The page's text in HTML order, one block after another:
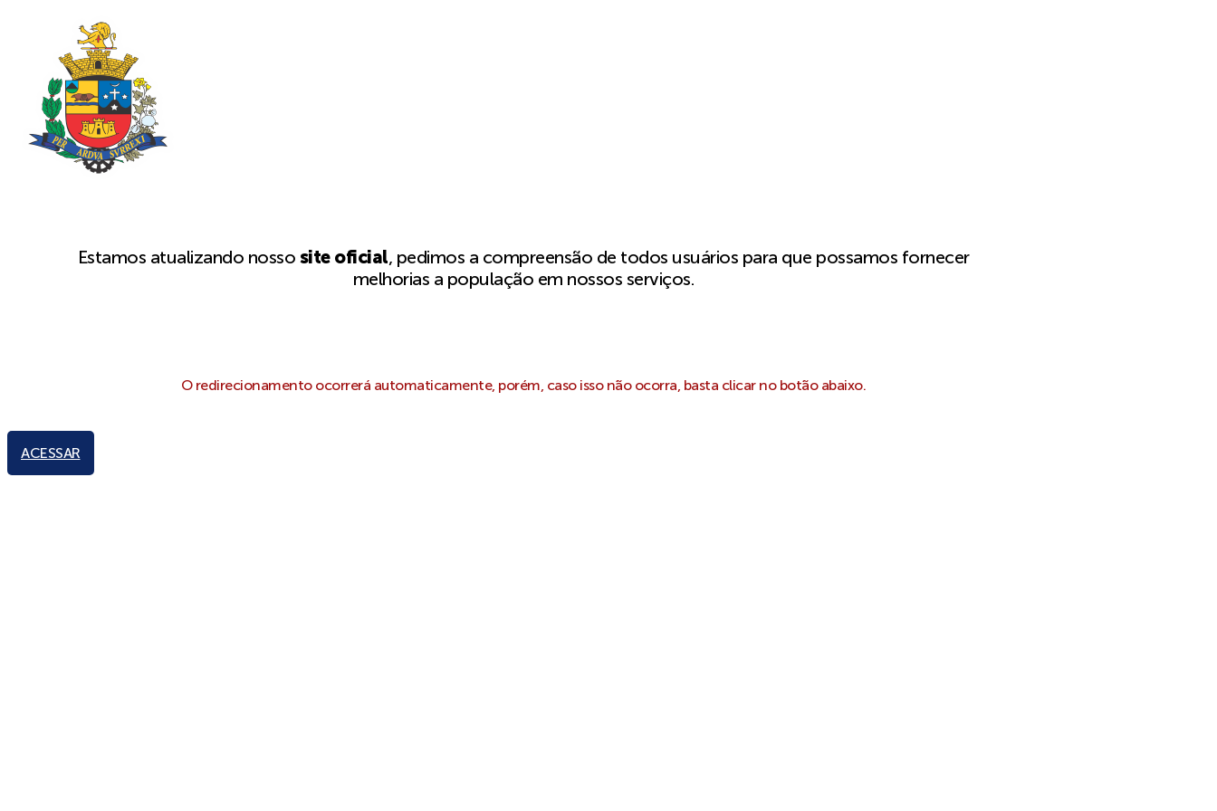
Estamos atualizando nosso site oficial, pedimos a compreensão de todos usuários para que possamos fornecer
melhorias a população em nossos serviços.
O redirecionamento ocorrerá automaticamente, porém, caso isso não ocorra, basta clicar no botão abaixo.
ACESSAR